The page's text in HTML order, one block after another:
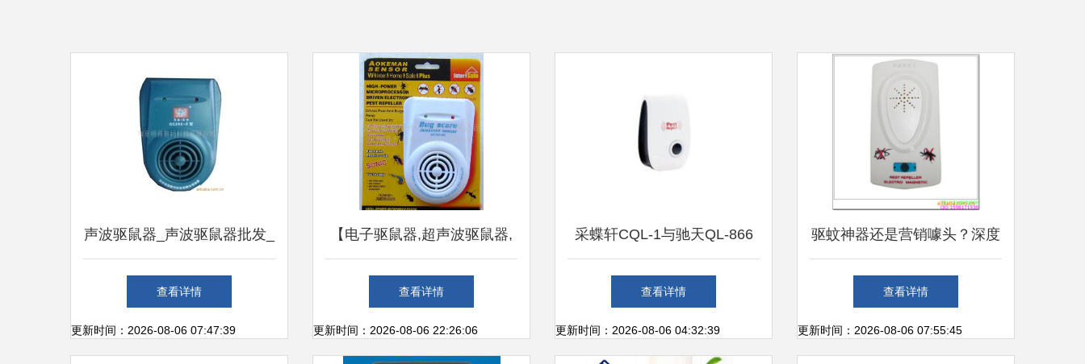
声波驱鼠器_声波驱鼠器批发_
声波驱鼠器供应_阿里巴巴
查看详情
更新时间：2026-08-06 07:47:39
【电子驱鼠器,超声波驱鼠器,
大功率驱虫器价格_电子驱鼠
器,超声波驱鼠器,大功率驱虫
查看详情
更新时间：2026-08-06 22:26:06
采蝶轩CQL-1与驰天QL-866
驱虫驱鼠器深度对比评测 谁
更胜一筹？
查看详情
更新时间：2026-08-06 04:32:39
驱蚊神器还是营销噱头？深度
解析驱蚊机市场现状与选购指
南
查看详情
更新时间：2026-08-06 07:55:45